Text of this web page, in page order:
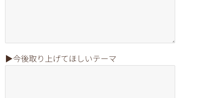
▶︎今後取り上げてほしいテーマ